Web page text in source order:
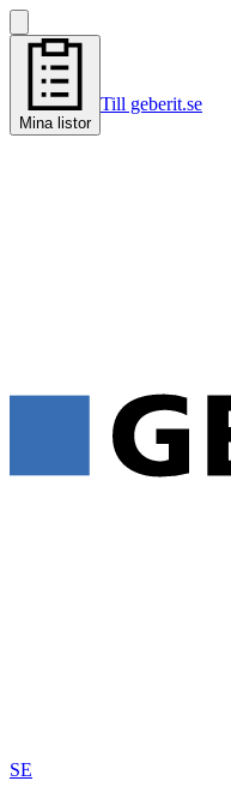
Mina listor
Till geberit.se
SE